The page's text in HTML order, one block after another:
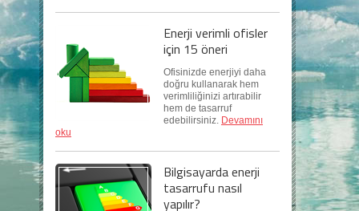
Enerji verimli ofisler
için 15 öneri
Ofisinizde enerjiyi daha
doğru kullanarak hem
verimliliğinizi artırabilir
hem de tasarruf
edebilirsiniz. Devamını
oku
Bilgisayarda enerji
tasarrufu nasıl
yapılır?